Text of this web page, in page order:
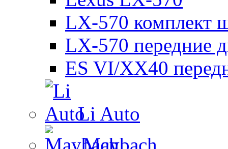
LX-570 комплект
LX-570 передние
ES VI/XX40
Li Auto